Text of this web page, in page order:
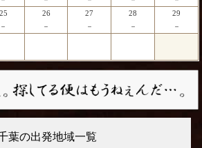
25
－
26
－
27
－
28
－
29
－
葉の出発地域一覧